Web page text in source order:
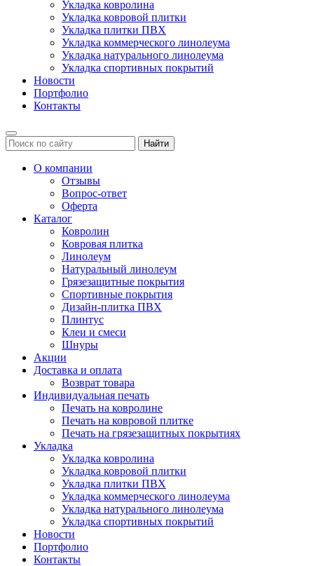
Укладка ковролина
Укладка ковровой плитки
Укладка плитки ПВХ
Укладка коммерческого линолеума
Укладка натурального линолеума
Укладка спортивных покрытий
Новости
Портфолио
Контакты
Найти
О компании
Отзывы
Вопрос-ответ
Оферта
Каталог
Ковролин
Ковровая плитка
Линолеум
Натуральный линолеум
Грязезащитные покрытия
Спортивные покрытия
Дизайн-плитка ПВХ
Плинтус
Клеи и смеси
Шнуры
Акции
Доставка и оплата
Возврат товара
Индивидуальная печать
Печать на ковролине
Печать на ковровой плитке
Печать на грязезащитных покрытиях
Укладка
Укладка ковролина
Укладка ковровой плитки
Укладка плитки ПВХ
Укладка коммерческого линолеума
Укладка натурального линолеума
Укладка спортивных покрытий
Новости
Портфолио
Контакты